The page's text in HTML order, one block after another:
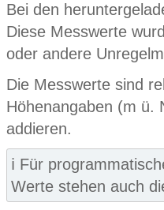
Bei den
Diese Messwerte
oder andere
Die Messwerte sind
Höhenangaben (m ü.
addieren.
ℹ️ Für
Werte stehen auch